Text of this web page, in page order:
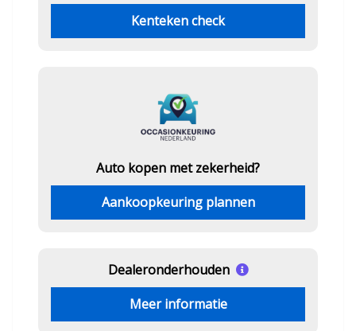
Kenteken check
Auto kopen met zekerheid?
Aankoopkeuring plannen
Dealeronderhouden
Meer informatie